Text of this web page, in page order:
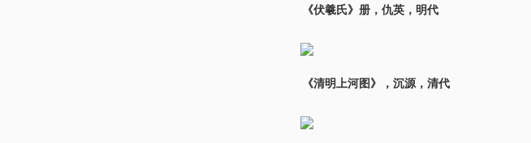
《伏羲氏》册，仇英，明代
《清明上河图》，沉源，清代